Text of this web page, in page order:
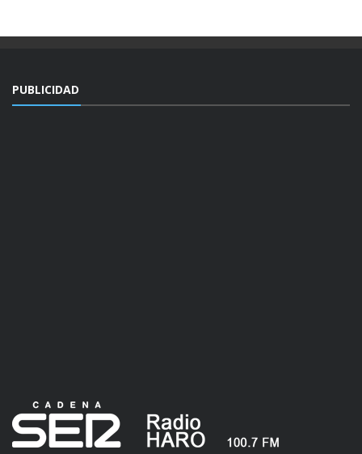
PUBLICIDAD